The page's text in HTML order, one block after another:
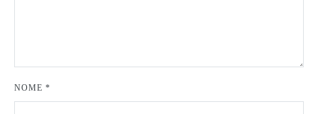
NOME *